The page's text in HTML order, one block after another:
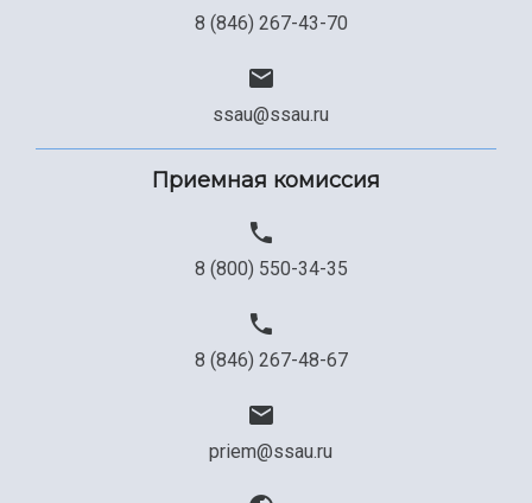
8 (846) 267-43-70
ssau@ssau.ru
Приемная комиссия
8 (800) 550-34-35
8 (846) 267-48-67
priem@ssau.ru